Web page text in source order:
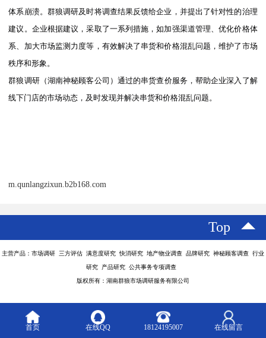
体系崩溃。群狼调研及时将调查结果反馈给企业，并提出了针对性的治理
建议。企业根据建议，采取了一系列措施，如加强渠道管理、优化价格体
系、加大市场监测力度等，有效解决了串货和价格混乱问题，维护了市场
秩序和形象。
群狼调研（湖南神秘顾客公司） 通过的串货查价服务，帮助企业深入了解
线下门店的市场动态，及时发现并解决串货和价格混乱问题。
m.qunlangzixun.b2b168.com
Top
主营产品：市场调研 三方评估 满意度研究 快消研究 地产物业调查 品牌研究 神秘顾客调查 行业
研究 产品研究 公共事务专项调查
版权所有：湖南群狼市场调研服务有限公司
首页 在线QQ 18124195007 在线留言